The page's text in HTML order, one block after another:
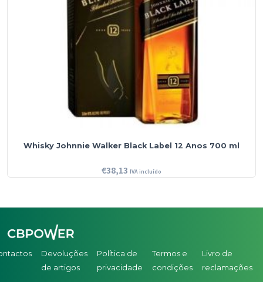
Whisky Johnnie Walker Black Label 12 Anos 700 ml
€38,13 IVA incluído
Devoluções
de artigos
Política de
privacidade
Termos e
condições
Livro de
reclamações